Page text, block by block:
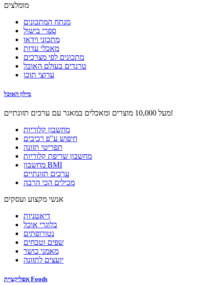
מומלצים
מנתח המתכונים
ספרי בישול
מתכוני וידאו
מאכלי עדות
מתכונים לפי מצרכים
טרנדים בעולם האוכל
ערוצי תוכן
מילון האוכל
מעל 10,000 מוצרים ומאכלים במאגר עם ערכים תזונתיים!
מחשבון קלוריות
חיפוש ע"פ רכיבים
תפריטי תזונה
מחשבון שריפת קלוריות
מחשבון BMI
ערכים תזונתיים
מכילים הכי הרבה
אנשי מקצוע ועסקים
דיאטניות
בלוגרי אוכל
נטורופתים
שפים וטבחים
מאמני כושר
יועצים לתזונה
אפליקציית Foods